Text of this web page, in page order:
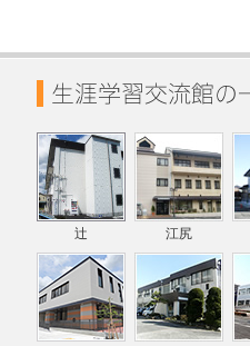
辻 江尻